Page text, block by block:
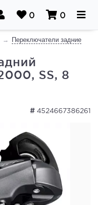
0 0
Переключатели задние
SS, 8
# 4524667386261